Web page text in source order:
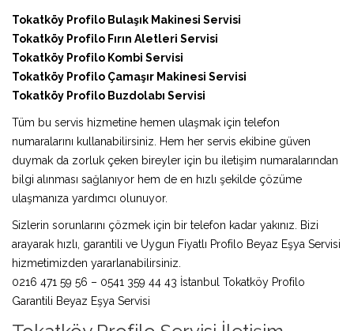
Tokatköy Profilo Bulaşık Makinesi Servisi
Tokatköy Profilo Fırın Aletleri Servisi
Tokatköy Profilo Kombi Servisi
Tokatköy Profilo Çamaşır Makinesi Servisi
Tokatköy Profilo Buzdolabı Servisi
Tüm bu servis hizmetine hemen ulaşmak için telefon
numaralarını kullanabilirsiniz. Hem her servis ekibine güven
duymak da zorluk çeken bireyler için bu iletişim numaralarından
bilgi alınması sağlanıyor hem de en hızlı şekilde çözüme
ulaşmanıza yardımcı olunuyor.
Sizlerin sorunlarını çözmek için bir telefon kadar yakınız. Bizi
arayarak hızlı, garantili ve Uygun Fiyatlı Profilo Beyaz Eşya Servisi
hizmetimizden yararlanabilirsiniz.
0216 471 59 56 – 0541 359 44 43 İstanbul Tokatköy Profilo
Garantili Beyaz Eşya Servisi